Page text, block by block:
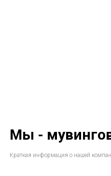
Мы -
Краткая информация о нашей